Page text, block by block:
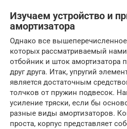
Изучаем устройство и
амортизатора
Однако все
которых рассматриваемый нами
отбойник и шток амортизатора
друг друга. Итак, упругий
является достаточным
толчков от пружин подвесок.
усиление тряски, если бы
разные виды амортизаторов.
проста, корпус представляет